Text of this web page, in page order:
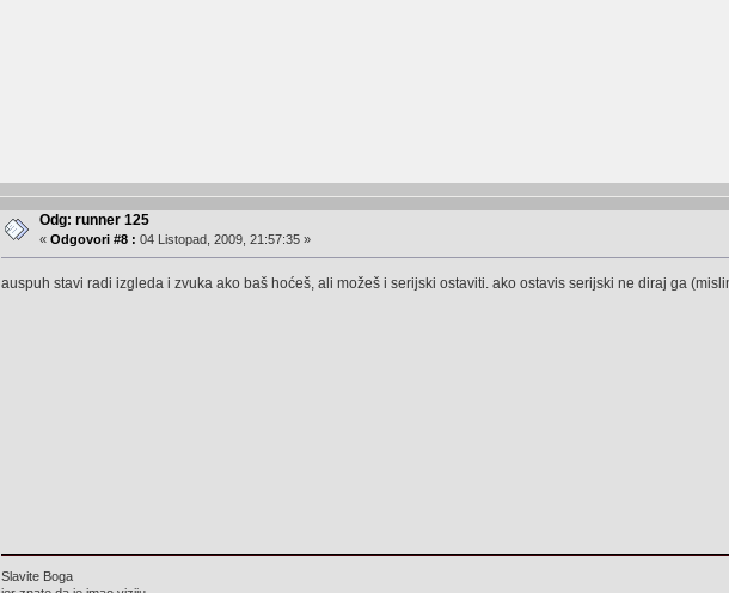
Odg: runner 125
«Odgovori #8 : 04 Listopad, 2009, 21:57:35 »
auspuh stavi radi izgleda i zvuka ako baš hoćeš, ali možeš i serijski ostaviti. ako ostavis serijski ne diraj ga
Slavite Boga